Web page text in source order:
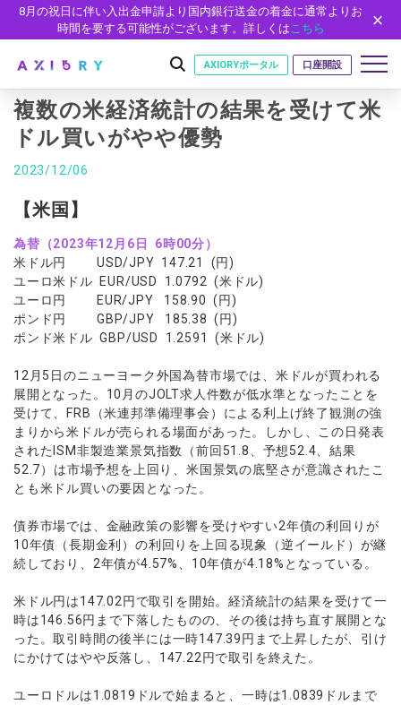
8月の祝日に伴い入出金申請より国内銀行送金の着金に通常よりお
時間を要する可能性がございます。詳しくはこちら
はじめに
ライセンス
安全性
取引
取引商品
FX（通貨ペア）
現物株式
ETF
株式CFD
株価指数CFD
エネルギーCFD
貴金属CFD
ソフトコモディティCFD
NEW
バトルCFD
取引条件
スプレッド・手数料
ゼロカットとロスカット
スワップとロールオーバー
入出金方法
レバレッジ
約定率
取引時間
取引計算シミュレーター
注文執行ポリシー
休眠口座と凍結口座
口座
口座の種類
口座タイプ
法人のお客様
デモ口座
ウォレット口座
NEW
口座開設
口座開設フォーム
必要書類
プラットフォーム
プラットフォーム
MT5
cTrader
AXIORYアプリ
AXIORYポータル
ツール
MT4/MT5 ヒストリカルデータ
カスタムインジケーター
日本時間表示インジケータ
ストライク インジケータ
MQLシグナル
NEW
通貨インデックス
パートナー
パートナーシップ・プログラム
イントロデュース・パートナープログラム（IP）
特別・VIPプログラム
NEW
ニュース
ニュースリリース
お知らせ
マーケットニュース
コーポレートニュース
キャンペーン
会社概要
企業情報
会社概要
役員紹介
お問合せ
よくあるご質問
日本語
English
Русский
Español
Tiếng Việt
口座開設する
デモ口座を開設する
法人のお客様はこちら
AXIORYポータル 口座開設
複数の米経済統計の結果を受けて米
ドル買いがやや優勢
2023/12/06
【米国】
為替（2023年12月6日 6時00分）
米ドル円 USD/JPY 147.21 (円)
ユーロ米ドル EUR/USD 1.0792 (米ドル)
ユーロ円 EUR/JPY 158.90 (円)
ポンド円 GBP/JPY 185.38 (円)
ポンド米ドル GBP/USD 1.2591 (米ドル)
12月5日のニューヨーク外国為替市場では、米ドルが買われる
展開となった。10月のJOLT求人件数が低水準となったことを
受けて、FRB（米連邦準備理事会）による利上げ終了観測の強
まりから米ドルが売られる場面があった。しかし、この日発表
されたISM非製造業景気指数（前回51.8、予想52.4、結果
52.7）は市場予想を上回り、米国景気の底堅さが意識されたこ
とも米ドル買いの要因となった。
債券市場では、金融政策の影響を受けやすい2年債の利回りが
10年債（長期金利）の利回りを上回る現象（逆イールド）が継
続しており、2年債が4.57%、10年債が4.18%となっている。
米ドル円は147.02円で取引を開始。経済統計の結果を受けて一
時は146.56円まで下落したものの、その後は持ち直す展開とな
った。取引時間の後半には一時147.39円まで上昇したが、引け
にかけてはやや反落し、147.22円で取引を終えた。
ユーロドルは1.0819ドルで始まると、一時は1.0839ドルまで